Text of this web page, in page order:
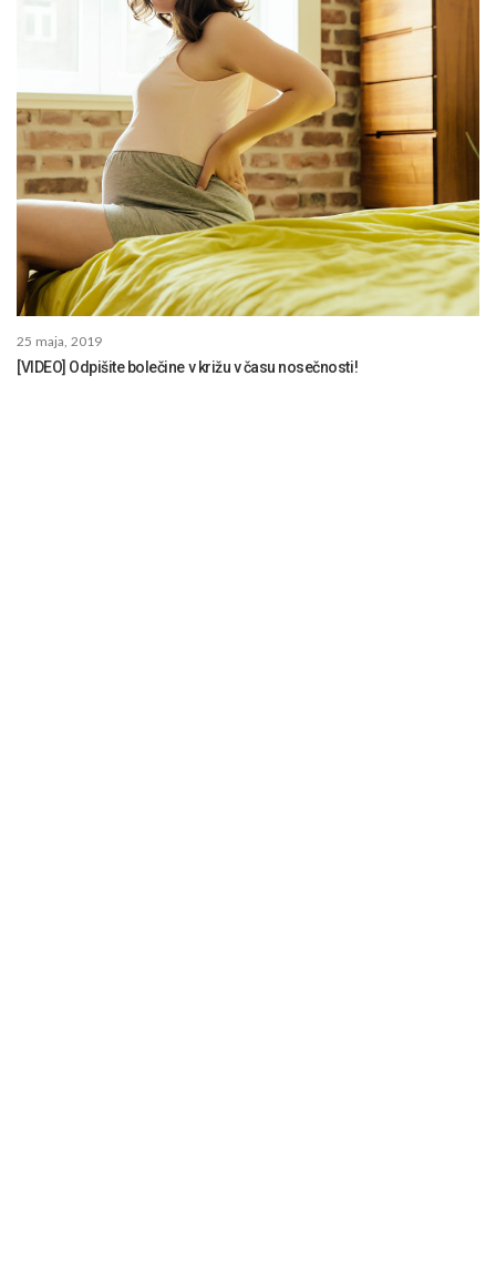
25 maja, 2019
[VIDEO] Odpišite bolečine v križu v času nosečnosti!